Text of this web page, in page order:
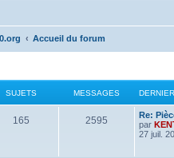
Accueil du forum
SUJETS MESSAGES
165 2595
Re:
par
27 juil.